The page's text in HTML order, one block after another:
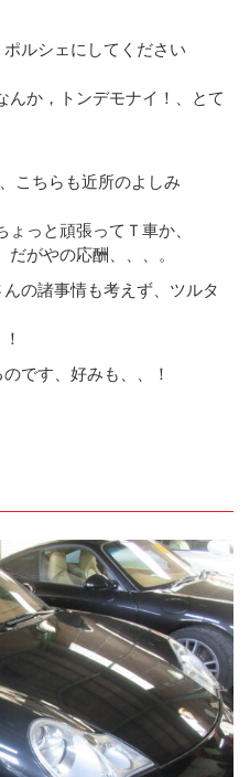
ルシェにしてください
んか，トンデモナイ！、とて
こちらも近所のよしみ
っと頑張ってＴ車か、
がやの応酬、、、。
の諸事情も考えず、ツルタ
です、好みも、、！